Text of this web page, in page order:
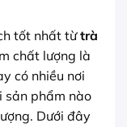
tốt nhất từtrà
chất lượng là
có nhiều nơi
sản phẩm nào
Dưới đây